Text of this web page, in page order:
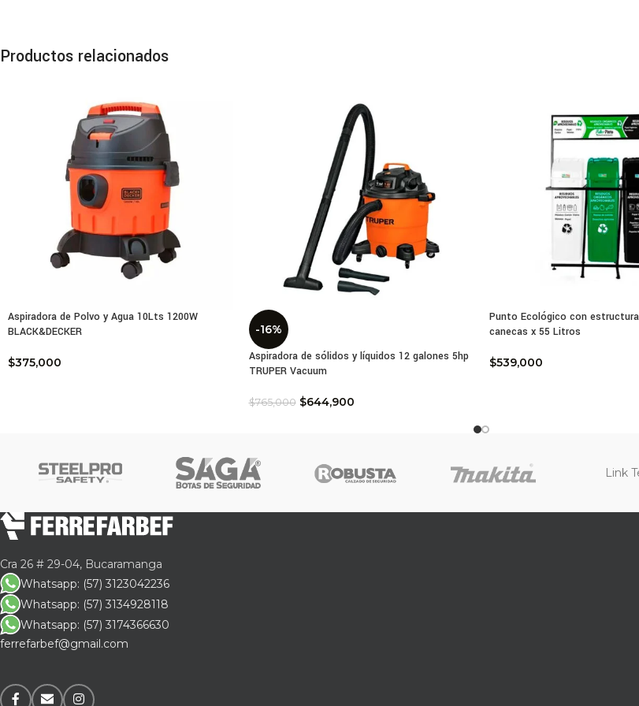
Modelo: GDE 115/125 FC-T
Compatibilidad: Esmeriles/amoladoras de 4 1/2″ y 5″
Diámetro de disco: 115 mm / 125 mm
Profundidad de corte: 20 mm (115 mm) / 25 mm (125
Peso: 0.7 kg
Dimensiones: 11.6 x 17.2 x 26.4 cm
Conexión a aspiradora: Adaptador de goma o sistema
Accesorios: Ruedas integradas, collarín flexible
Productos relacionados
Aspiradora de Polvo y Agua 10Lts 1200W
BLACK&DECKER
$375,000
-16%
Aspiradora de sólidos y líquidos 12 galones 5hp
TRUPER Vacuum
$765,000 $644,900
Punto Ecológico con
canecas x 55 Litros
$539,000
Link
Cra 26 # 29-04, Bucaramanga
Whatsapp: (57) 3123042236
Whatsapp: (57) 3134928118
Whatsapp: (57) 3174366630
ferrefarbef@gmail.com